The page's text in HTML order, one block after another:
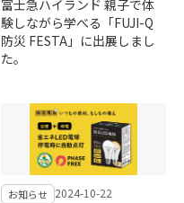
富士急ハイランド 親子で体
験しながら学べる「FUJI-Q
防災 FESTA」に出展しまし
た。
お知らせ 2024-10-22